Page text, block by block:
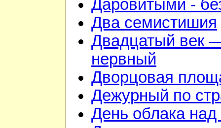
Даровитыми -
Два семистишия
Двадцатый век
нервный
Дворцовая
Дежурный по
День облака